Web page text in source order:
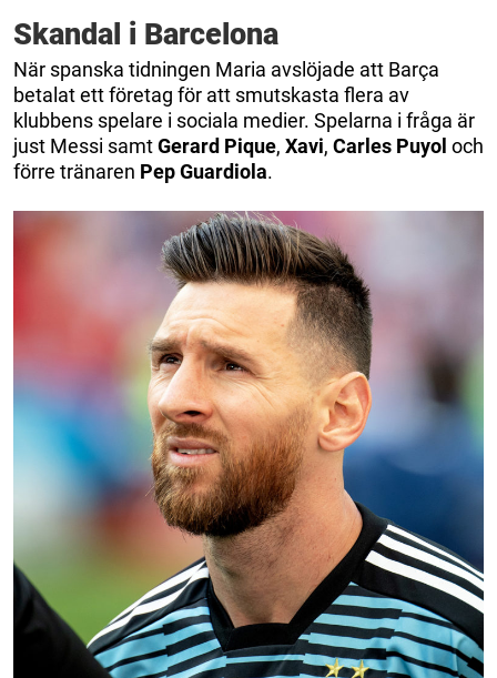
Skandal i Barcelona
När spanska tidningen Maria avslöjade att Barça
betalat ett företag för att smutskasta flera av
klubbens spelare i sociala medier. Spelarna i fråga är
just Messi samtGerard Pique, Xavi, Carles Puyol och
förre tränaren Pep Guardiola.